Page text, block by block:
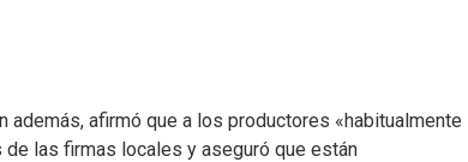
afirmó que a los productores «habitualmente
las firmas locales y aseguró que están